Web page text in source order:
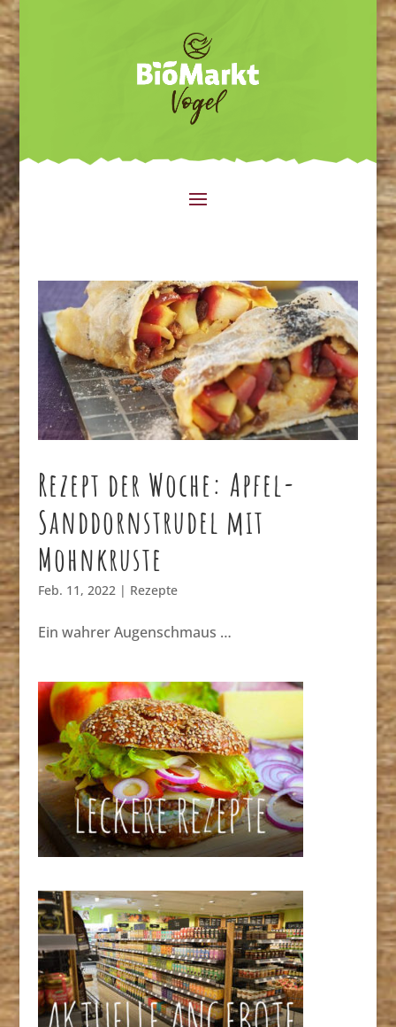
Rezept der Woche: Apfel-
Sanddornstrudel mit
Mohnkruste
Feb. 11, 2022| Rezepte
Ein wahrer Augenschmaus …